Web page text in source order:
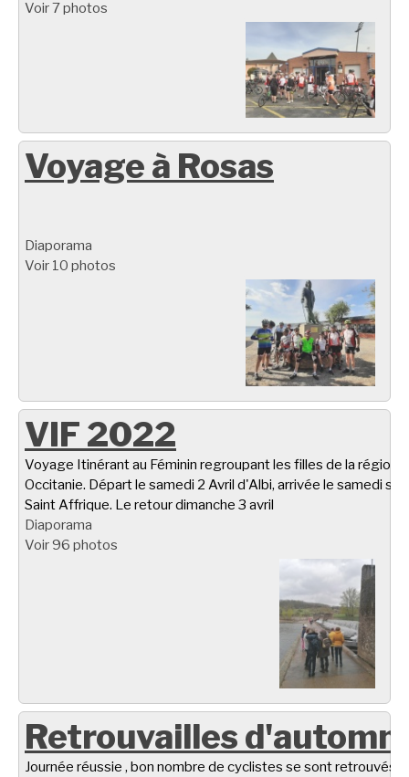
Voir 7 photos
Voyage à Rosas
Diaporama
Voir 10 photos
VIF 2022
Voyage Itinérant au Féminin regroupant les filles de la région
Occitanie. Départ le samedi 2 Avril d'Albi, arrivée le samedi
Saint Affrique. Le retour dimanche 3 avril
Diaporama
Voir 96 photos
Retrouvailles
Journée réussie , bon nombre de cyclistes se sont retrouvés à